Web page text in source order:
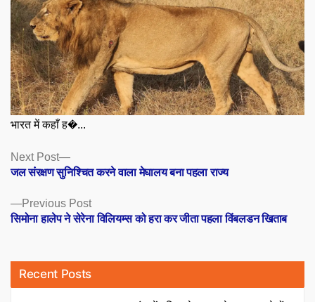
भारत में कहाँ ह�...
Posts
navigation
Previous PostPrevious
post:
सिमोना हालेप ने सेरेना विलियम्स को हरा कर जीता पहला विंबलडन खिताब
Next Post
Next
post:
जल संरक्षण सुनिश्चित करने वाला मेघालय बना पहला राज्य
Recent Posts